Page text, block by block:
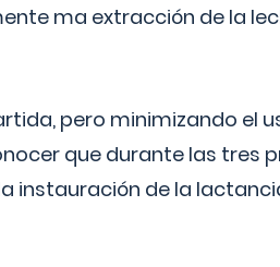
ma extracción de la
pero minimizando el
que durante las tres
instauración de la